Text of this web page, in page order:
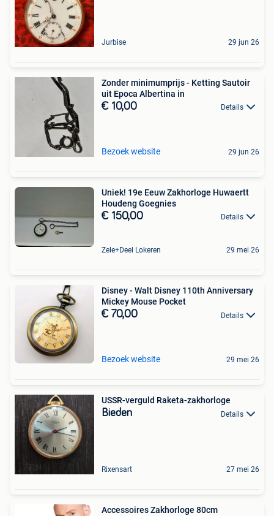
Jurbise 29 jun 26
Zonder minimumprijs - Ketting Sautoir
uit Epoca Albertina in
€ 10,00 Details
Bezoek website 29 jun 26
Uniek! 19e Eeuw Zakhorloge Huwaertt
Houdeng Goegnies
€ 150,00 Details
Zele+Deel Lokeren 29 mei 26
Disney - Walt Disney 110th Anniversary
Mickey Mouse Pocket
€ 70,00 Details
Bezoek website 29 mei 26
USSR-verguld Raketa-zakhorloge
Bieden Details
Rixensart 27 mei 26
Accessoires Zakhorloge 80cm